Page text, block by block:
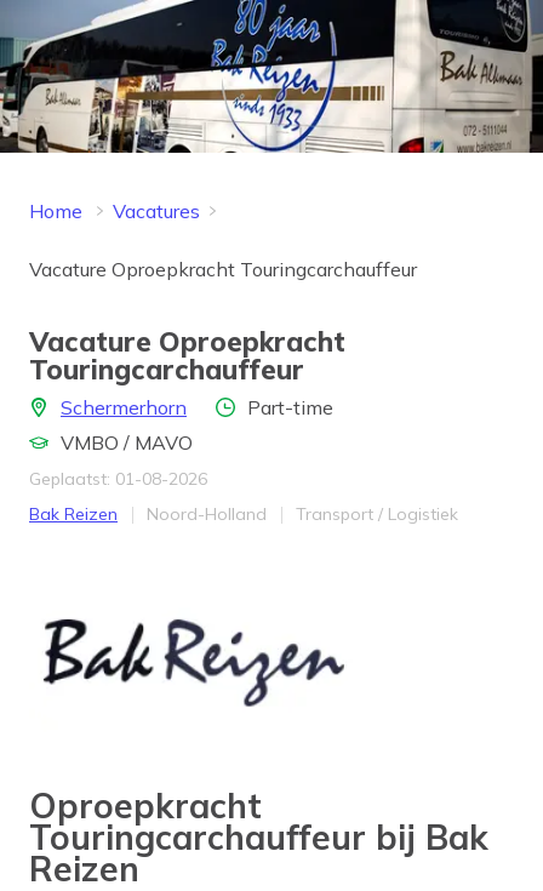
Home Vacatures
Vacature Oproepkracht Touringcarchauffeur
Vacature Oproepkracht
Touringcarchauffeur
LocatieSchermerhorn Aantal uren
Part-time
Opleidingsniveau
VMBO / MAVO
Geplaatst: 01-08-2026
Bedrijf
Bak Reizen Provincie
Noord-Holland Werkveld
Transport / Logistiek
Oproepkracht
Touringcarchauffeur bij Bak
Reizen